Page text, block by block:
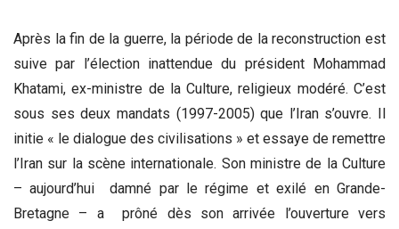
Après la fin de la guerre, la période de la reconstruction est
suive par l’élection inattendue du président Mohammad
Khatami, ex-ministre de la Culture, religieux modéré. C’est
sous ses deux mandats (1997-2005) que l’Iran s’ouvre. Il
initie « le dialogue des civilisations » et essaye de remettre
l’Iran sur la scène internationale. Son ministre de la Culture
– aujourd’hui damné par le régime et exilé en Grande-
Bretagne – a prôné dès son arrivée l’ouverture vers